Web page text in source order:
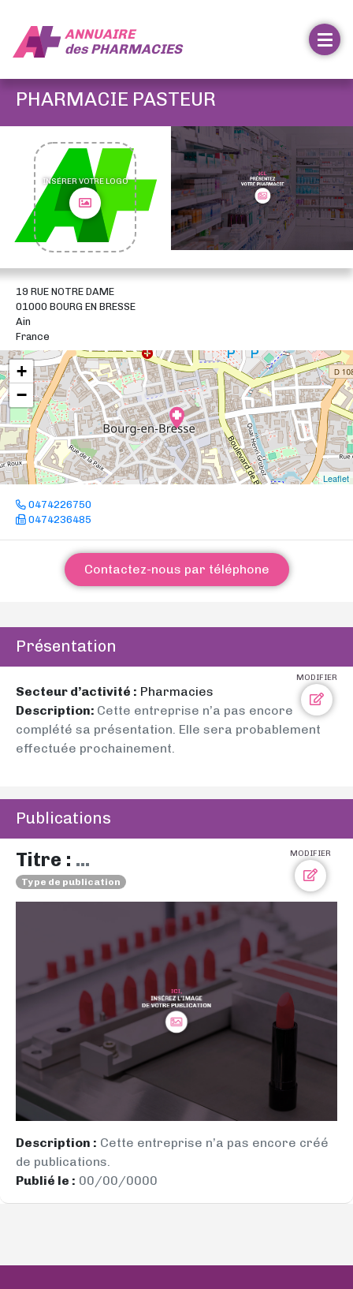
ANNUAIRE
desPHARMACIES
PHARMACIE PASTEUR
INSÉRER VOTRE LOGO
19 RUE NOTRE DAME
01000 BOURG EN BRESSE
Ain
France
+
−
Leaflet
0474226750
0474236485
Contactez-nous par téléphone
Présentation
MODIFIER
Secteur d’activité : Pharmacies
Description: Cette entreprise n’a pas encore
complété sa présentation. Elle sera probablement
effectuée prochainement.
Publications
MODIFIER
Titre : ...
Type de publication
Description : Cette entreprise n’a pas encore créé
de publications.
Publié le : 00/00/0000